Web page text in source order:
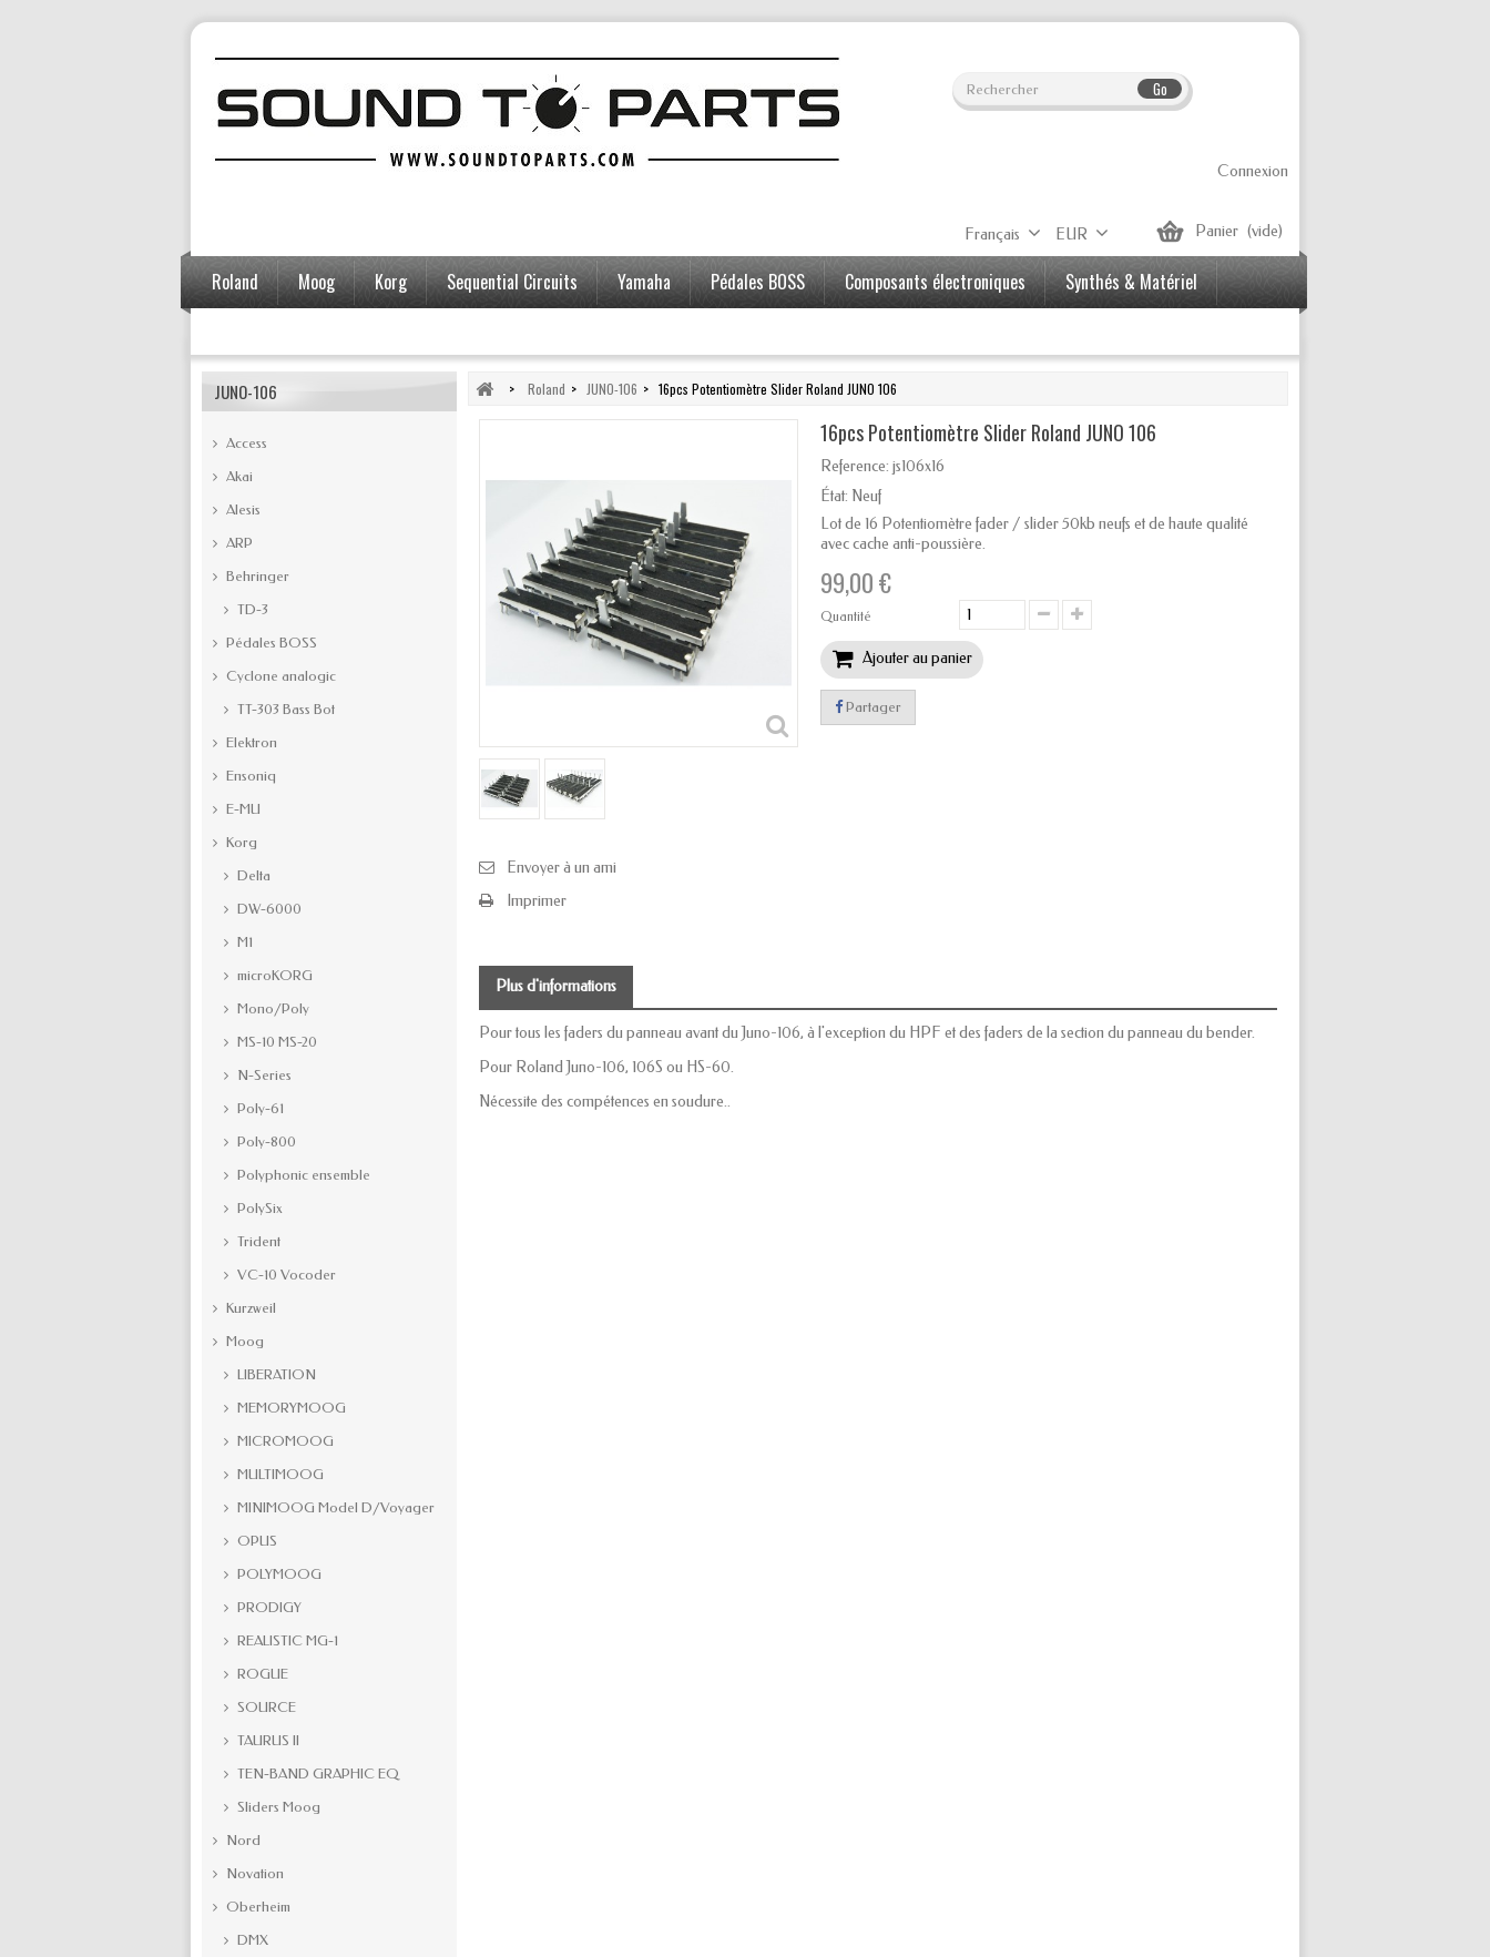
Go
Connexion
Panier (vide)
EUR
Français
Roland Moog Korg Sequential Circuits Yamaha Pédales BOSS Composants électroniques
Synthés & Matériel
JUNO-106
Access
Akai
Alesis
ARP
Behringer
TD-3
Pédales BOSS
Cyclone analogic
TT-303 Bass Bot
Elektron
Ensoniq
E-MU
Korg
Delta
DW-6000
M1
microKORG
Mono/Poly
MS-10 MS-20
N-Series
Poly-61
Poly-800
Polyphonic ensemble
PolySix
Trident
VC-10 Vocoder
Kurzweil
Moog
LIBERATION
MEMORYMOOG
MICROMOOG
MULTIMOOG
MINIMOOG Model D/Voyager
OPUS
POLYMOOG
PRODIGY
REALISTIC MG-1
ROGUE
SOURCE
TAURUS II
TEN-BAND GRAPHIC EQ
Sliders Moog
Nord
Novation
Oberheim
DMX
> Roland > JUNO-106 > 16pcs Potentiomètre Slider Roland JUNO 106
Envoyer à un ami
Imprimer
16pcs Potentiomètre Slider Roland JUNO 106
Reference: js106x16
État: Neuf
Lot de 16 Potentiomètre fader / slider 50kb neufs et de haute qualité
avec cache anti-poussière.
99,00 €
Quantité
Ajouter au panier
Partager
Plus d'informations
Pour tous les faders du panneau avant du Juno-106, à l'exception du HPF et des faders de la section du panneau du bender.
Pour Roland Juno-106, 106S ou HS-60.
Nécessite des compétences en soudure..